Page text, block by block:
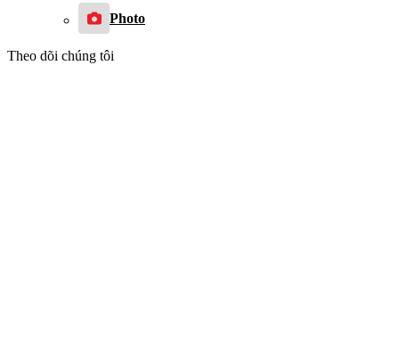
Photo
Theo dõi chúng tôi